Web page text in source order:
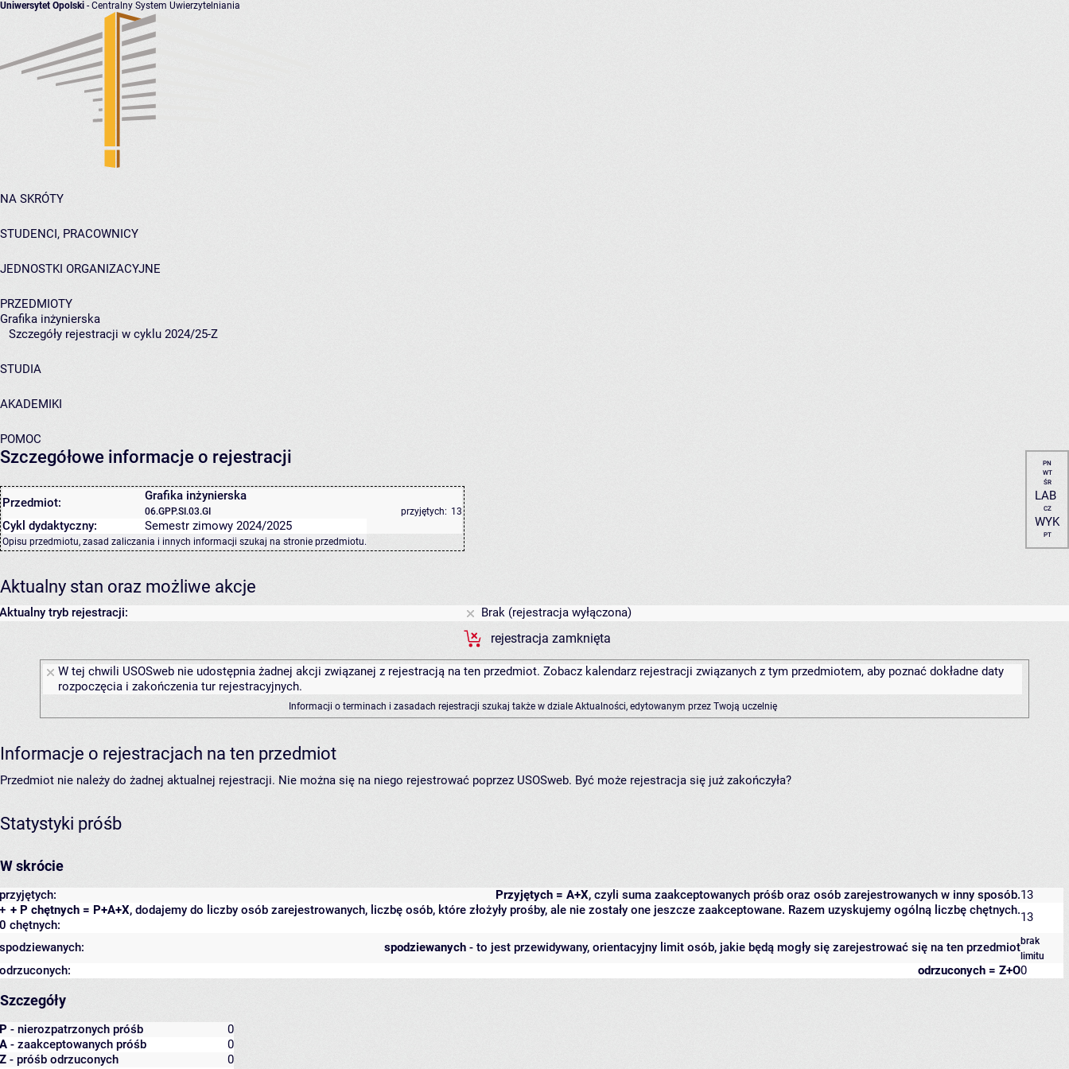
Uniwersytet Opolski - Centralny System Uwierzytelniania
NA SKRÓTY
STUDENCI, PRACOWNICY
JEDNOSTKI ORGANIZACYJNE
PRZEDMIOTY
Grafika inżynierska
Szczegóły rejestracji w cyklu 2024/25-Z
STUDIA
AKADEMIKI
POMOC
Szczegółowe informacje o rejestracji
Przedmiot: Grafika inżynierska
06.GPP.SI.03.GI przyjętych: 13
Cykl dydaktyczny: Semestr zimowy 2024/2025
Opisu przedmiotu, zasad zaliczania i innych informacji szukaj na stronie przedmiotu.
PN
WT
ŚR
LAB
CZ
WYK
PT
Aktualny stan oraz możliwe akcje
Aktualny tryb rejestracji:
Brak (rejestracja wyłączona)
rejestracja zamknięta
W tej chwili USOSweb nie udostępnia żadnej akcji związanej z rejestracją na ten przedmiot. Zobacz kalendarz rejestracji związanych z tym przedmiotem, aby poznać dokładne daty
rozpoczęcia i zakończenia tur rejestracyjnych.
Informacji o terminach i zasadach rejestracji szukaj także w dziale Aktualności, edytowanym przez Twoją uczelnię
Informacje o rejestracjach na ten przedmiot
Przedmiot nie należy do żadnej aktualnej rejestracji. Nie można się na niego rejestrować poprzez USOSweb. Być może rejestracja się już zakończyła?
Statystyki próśb
W skrócie
Przyjętych = A+X, czyli suma zaakceptowanych próśb oraz osób zarejestrowanych w inny sposób.
przyjętych:
13
+ P chętnych = P+A+X, dodajemy do liczby osób zarejestrowanych, liczbę osób, które złożyły prośby, ale nie zostały one jeszcze zaakceptowane. Razem uzyskujemy ogólną liczbę chętnych.
+
0 chętnych:
13
spodziewanych - to jest przewidywany, orientacyjny limit osób, jakie będą mogły się zarejestrować się na ten przedmiot
spodziewanych:
brak
limitu
odrzuconych = Z+O
odrzuconych: 0
Szczegóły
P - nierozpatrzonych próśb
0
A - zaakceptowanych próśb
0
Z - próśb odrzuconych
0